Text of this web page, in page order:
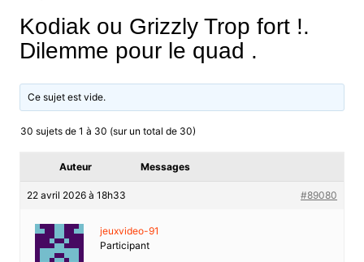
Kodiak ou Grizzly Trop fort !.
Dilemme pour le quad .
Ce sujet est vide.
30 sujets de 1 à 30 (sur un total de 30)
Auteur Messages
22 avril 2026 à 18h33 #89080
jeuxvideo-91
Participant